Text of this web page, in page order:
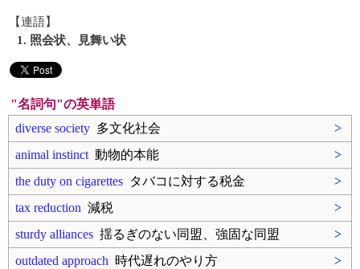
【連語】
1. 照会状、見舞い状
"名詞句"の英単語
diverse society 多文化社会
>
animal instinct 動物的本能
>
the duty on cigarettes タバコに対する税金
>
tax reduction 減税
>
sturdy alliances 揺るぎのない同盟、強固な同盟
>
outdated approach 時代遅れのやり方
>